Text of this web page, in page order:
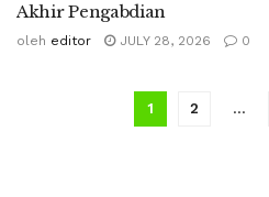
Akhir Pengabdian
oleh editor JULY 28, 2026 0
1 2 …